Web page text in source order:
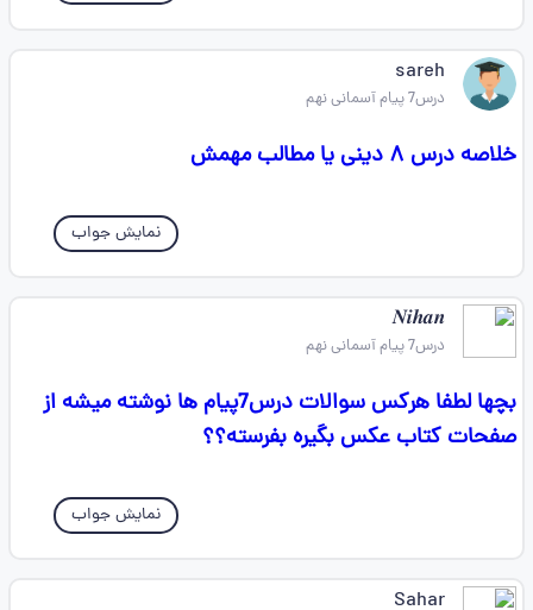
sareh
درس7 پیام آسمانی نهم
خلاصه درس ۸ دینی یا مطالب مهمش
نمایش جواب
𝑵𝒊𝒉𝒂𝒏
درس7 پیام آسمانی نهم
بچها لطفا هرکس سوالات درس7پیام ها نوشته میشه از
صفحات کتاب عکس بگیره بفرسته؟؟
نمایش جواب
Sahar